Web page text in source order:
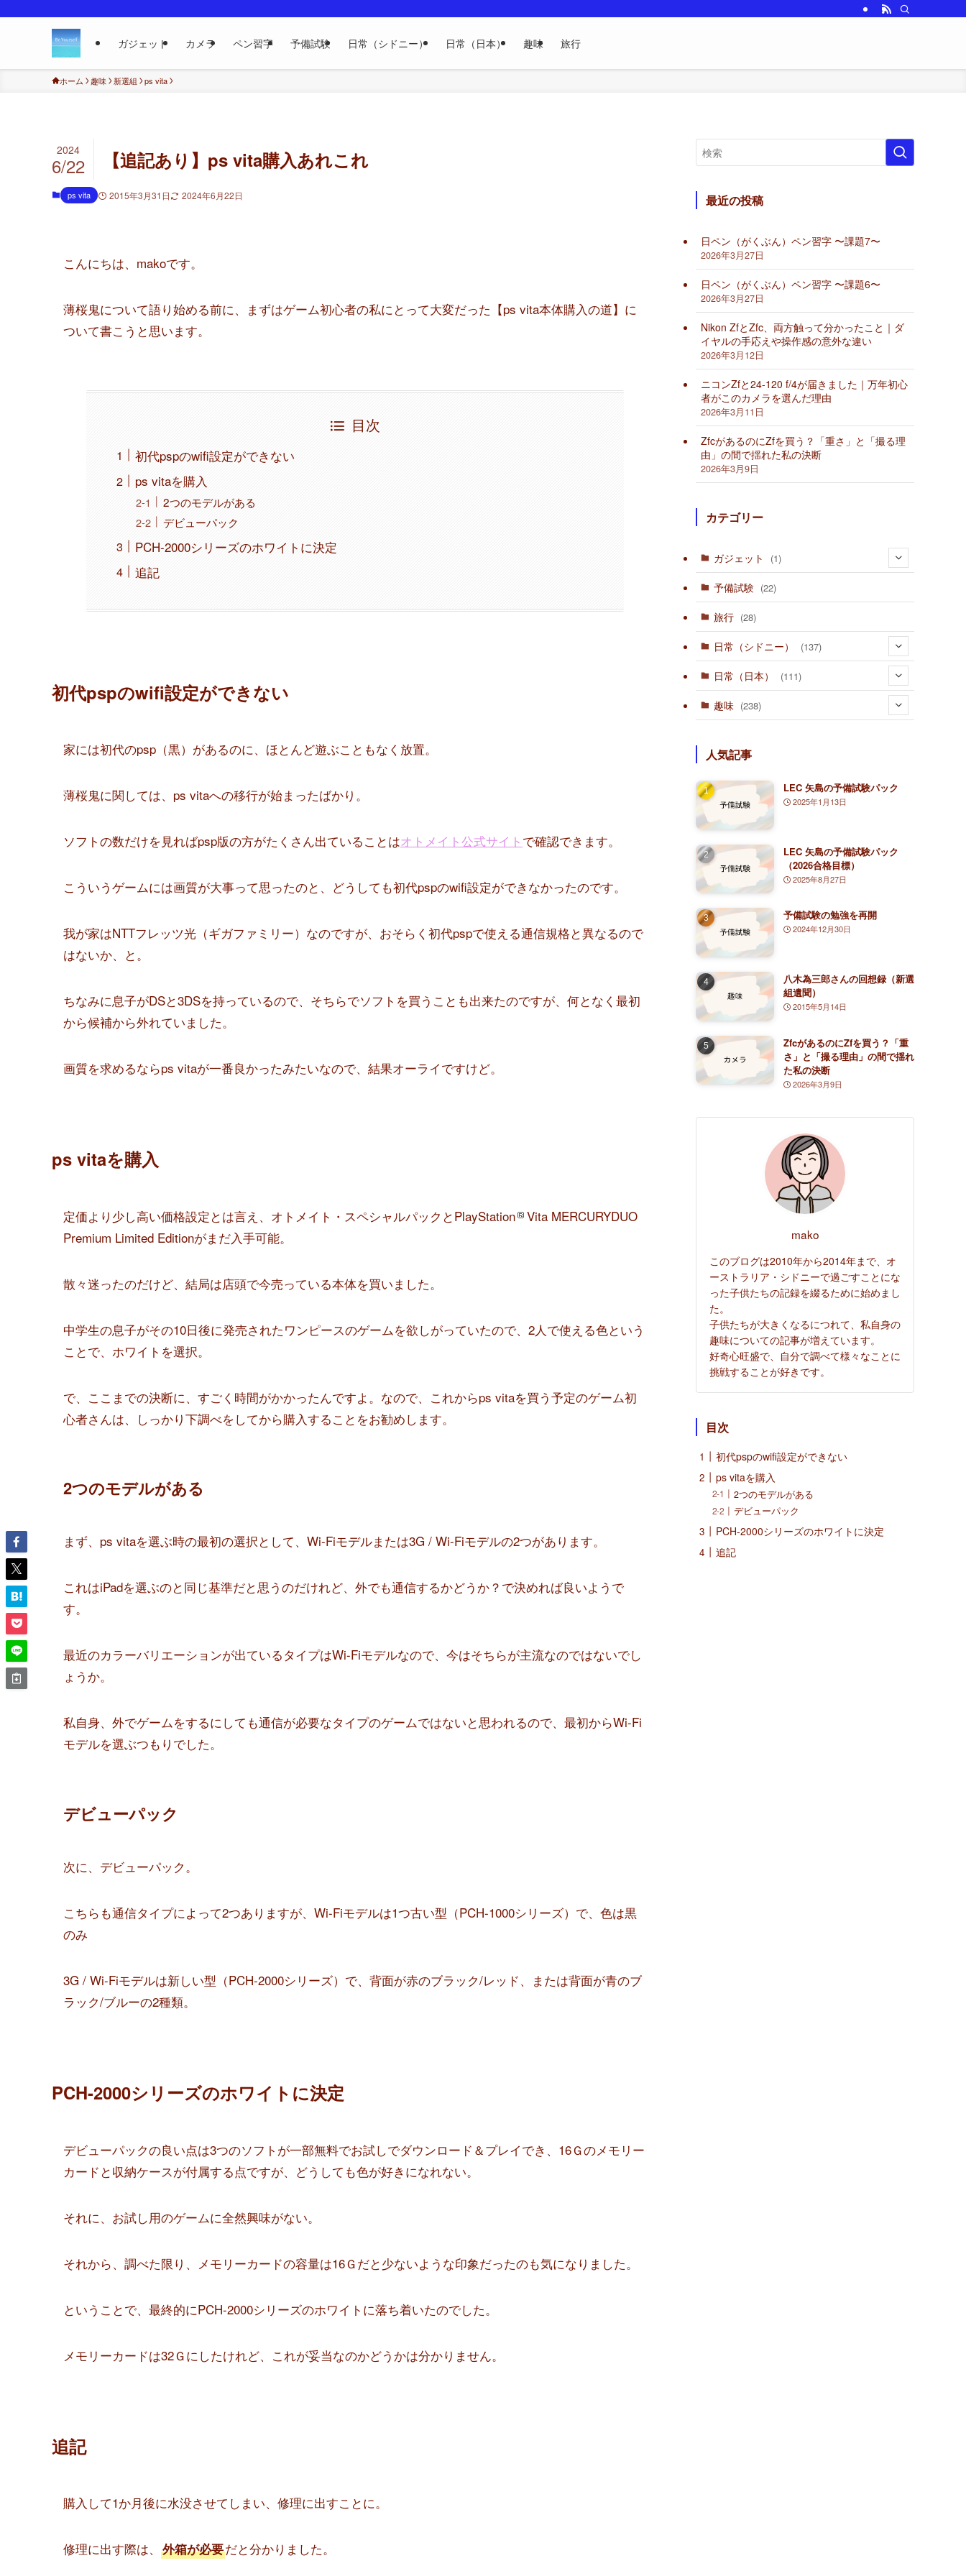
ガジェット カメラ ペン習字 予備試験 日常（シドニー） 日常（日本） 趣味 旅行
ホーム 趣味 新選組 ps vita
【追記あり】ps vita購入あれこれ
2024
6/22
ps vita 2015年3月31日 2024年6月22日
こんにちは、makoです。
薄桜鬼について語り始める前に、まずはゲーム初心者の私にとって大変だった【ps vita本体購入の道】に
ついて書こうと思います。
目次
初代pspのwifi設定ができない
ps vitaを購入
2つのモデルがある
デビューパック
PCH-2000シリーズのホワイトに決定
追記
初代pspのwifi設定ができない
家には初代のpsp（黒）があるのに、ほとんど遊ぶこともなく放置。
薄桜鬼に関しては、ps vitaへの移行が始まったばかり。
ソフトの数だけを見ればpsp版の方がたくさん出ていることはオトメイト公式サイト で確認できます。
こういうゲームには画質が大事って思ったのと、どうしても初代pspのwifi設定ができなかったのです。
我が家はNTTフレッツ光（ギガファミリー）なのですが、おそらく初代pspで使える通信規格と異なるので
はないか、と。
ちなみに息子がDSと3DSを持っているので、そちらでソフトを買うことも出来たのですが、何となく最初
から候補から外れていました。
画質を求めるならps vitaが一番良かったみたいなので、結果オーライですけど。
ps vitaを購入
定価より少し高い価格設定とは言え、オトメイト・スペシャルパックとPlayStation
Vita MERCURYDUO
Premium Limited Editionがまだ入手可能。
散々迷ったのだけど、結局は店頭で今売っている本体を買いました。
中学生の息子がその10日後に発売されたワンピースのゲームを欲しがっていたので、2人で使える色という
ことで、ホワイトを選択。
で、ここまでの決断に、すごく時間がかかったんですよ。なので、これからps vitaを買う予定のゲーム初
心者さんは、しっかり下調べをしてから購入することをお勧めします。
2つのモデルがある
まず、ps vitaを選ぶ時の最初の選択として、Wi-Fiモデルまたは3G / Wi-Fiモデルの2つがあります。
これはiPadを選ぶのと同じ基準だと思うのだけれど、外でも通信するかどうか？で決めれば良いようで
す。
最近のカラーバリエーションが出ているタイプはWi-Fiモデルなので、今はそちらが主流なのではないでし
ょうか。
私自身、外でゲームをするにしても通信が必要なタイプのゲームではないと思われるので、最初からWi-Fi
モデルを選ぶつもりでした。
デビューパック
次に、デビューパック。
こちらも通信タイプによって2つありますが、Wi-Fiモデルは1つ古い型（PCH-1000シリーズ）で、色は黒
のみ
3G / Wi-Fiモデルは新しい型（PCH-2000シリーズ）で、背面が赤のブラック/レッド、または背面が青のブ
ラック/ブルーの2種類。
PCH-2000シリーズのホワイトに決定
デビューパックの良い点は3つのソフトが一部無料でお試しでダウンロード＆プレイでき、16Ｇのメモリー
カードと収納ケースが付属する点ですが、どうしても色が好きになれない。
それに、お試し用のゲームに全然興味がない。
それから、調べた限り、メモリーカードの容量は16Ｇだと少ないような印象だったのも気になりました。
ということで、最終的にPCH-2000シリーズのホワイトに落ち着いたのでした。
メモリーカードは32Ｇにしたけれど、これが妥当なのかどうかは分かりません。
追記
購入して1か月後に水没させてしまい、修理に出すことに。
修理に出す際は、 外箱が必要だと分かりました。
最近の投稿
日ペン（がくぶん）ペン習字 〜課題7〜
2026年3月27日
日ペン（がくぶん）ペン習字 〜課題6〜
2026年3月27日
Nikon ZfとZfc、両方触って分かったこと｜ダ
イヤルの手応えや操作感の意外な違い
2026年3月12日
ニコンZfと24-120 f/4が届きました｜万年初心
者がこのカメラを選んだ理由
2026年3月11日
ZfcがあるのにZfを買う？「重さ」と「撮る理
由」の間で揺れた私の決断
2026年3月9日
カテゴリー
ガジェット (1)
(1)
予備試験 (22)
旅行 (28)
日常（シドニー） (137)
(36)
日常（日本） (111)
(10)
(3)
(2)
趣味 (238)
(80)
(4)
(30)
(25)
(14)
(8)
(5)
(1)
(126)
(3)
(63)
(2)
(1)
(5)
人気記事
LEC 矢島の予備試験パック
2025年1月13日
LEC 矢島の予備試験パック
（2026合格目標）
2025年8月27日
予備試験の勉強を再開
2024年12月30日
八木為三郎さんの回想録（新選
組遺聞）
2015年5月14日
ZfcがあるのにZfを買う？「重
さ」と「撮る理由」の間で揺れ
た私の決断
2026年3月9日
mako
このブログは2010年から2014年まで、オ
ーストラリア・シドニーで過ごすことにな
った子供たちの記録を綴るために始めまし
た。
子供たちが大きくなるにつれて、私自身の
趣味についての記事が増えています。
好奇心旺盛で、自分で調べて様々なことに
挑戦することが好きです。
目次
初代pspのwifi設定ができない
ps vitaを購入
2つのモデルがある
デビューパック
PCH-2000シリーズのホワイトに決定
追記